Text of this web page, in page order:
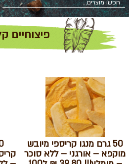
פיצוחיים
50 גרם מנגו קריספי מיובש
מוקפא – אורגני – ללא סוכר